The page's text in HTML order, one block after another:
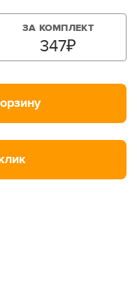
ЗА КОМПЛЕКТ
347₽